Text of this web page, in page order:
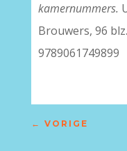
kamernummers.
Brouwers, 96
9789061749899
← VORIGE